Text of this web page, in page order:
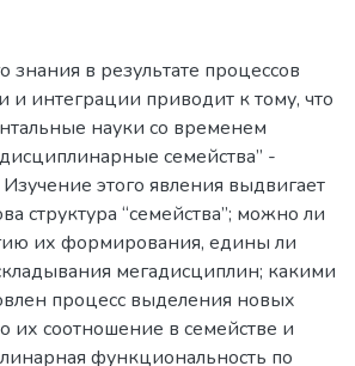
знания в результате процессов
интеграции приводит к тому, что
науки со временем
семейства” -
этого явления выдвигает
структура “семейства”; можно ли
их формирования, едины ли
мегадисциплин; какими
процесс выделения новых
их соотношение в семействе и
функциональность по